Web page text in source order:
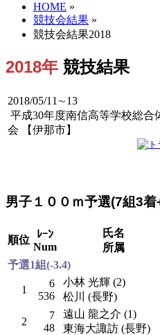
HOME »
競技会結果 »
競技会結果2018
2018年 競技結果
2018/05/11∼13
平成30年度南信高等学校総
会 【伊那市】
男子１００ｍ予選(7組3
順位
ﾚｰﾝ
Num
氏名
所属
予選1組(-3.4)
1
6
536
小林 光輝 (2)
松川 (長野)
2
7
48
遠山 龍之介 (1)
東海大諏訪 (長野)